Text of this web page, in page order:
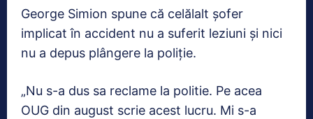
George Simion spune că celălalt şofer
implicat în accident nu a suferit leziuni şi nici
nu a depus plângere la poliţie.
„Nu s-a dus sa reclame la politie. Pe acea
OUG din august scrie acest lucru. Mi s-a